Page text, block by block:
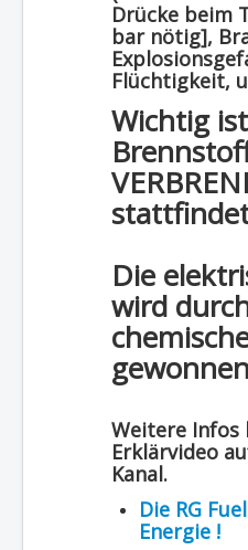
Drücke beim
bar nötig],
Flüchtigkeit,
Wichtig
Die
wird
Weitere
Erklärvideo
Kanal.
Die RG
Energie !